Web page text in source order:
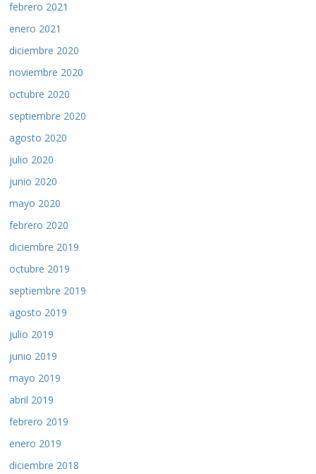
febrero 2021
enero 2021
diciembre 2020
noviembre 2020
octubre 2020
septiembre 2020
agosto 2020
julio 2020
junio 2020
mayo 2020
febrero 2020
diciembre 2019
octubre 2019
septiembre 2019
agosto 2019
julio 2019
junio 2019
mayo 2019
abril 2019
febrero 2019
enero 2019
diciembre 2018